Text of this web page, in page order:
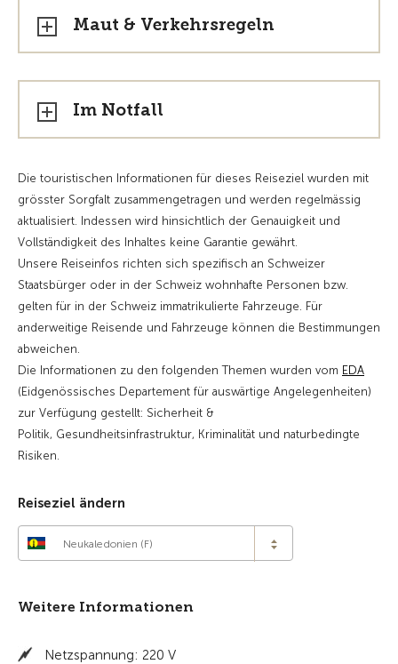
Maut & Verkehrsregeln
Im Notfall
Die touristischen Informationen für dieses Reiseziel wurden mit
grösster Sorgfalt zusammengetragen und werden regelmässig
aktualisiert. Indessen wird hinsichtlich der Genauigkeit und
Vollständigkeit des Inhaltes keine Garantie gewährt.
Unsere Reiseinfos richten sich spezifisch an Schweizer
Staatsbürger oder in der Schweiz wohnhafte Personen bzw.
gelten für in der Schweiz immatrikulierte Fahrzeuge. Für
anderweitige Reisende und Fahrzeuge können die Bestimmungen
abweichen.
Die Informationen zu den folgenden Themen wurden vom EDA
(Eidgenössisches Departement für auswärtige Angelegenheiten)
zur Verfügung gestellt: Sicherheit &
Politik, Gesundheitsinfrastruktur, Kriminalität und naturbedingte
Risiken.
Reiseziel ändern
Neukaledonien (F)
Weitere Informationen
Netzspannung: 220 V